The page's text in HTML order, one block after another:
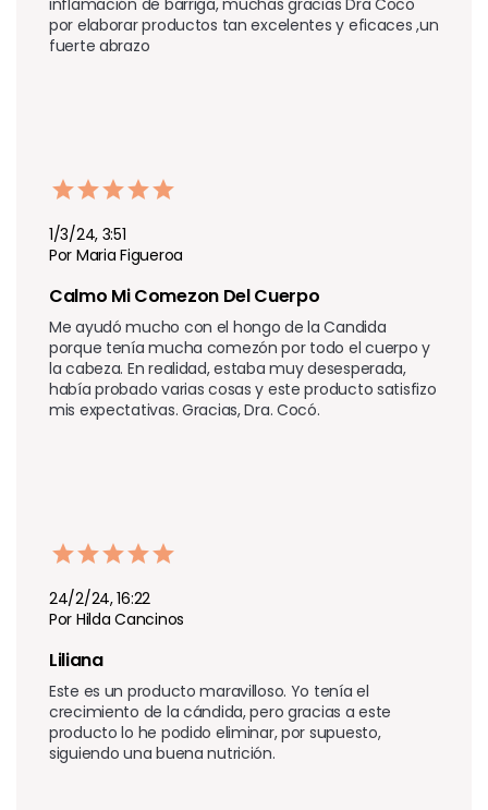
por elaborar productos tan excelentes y eficaces ,un
fuerte abrazo
1/3/24, 3:51
Por Maria Figueroa
Calmo Mi Comezon Del Cuerpo
Me ayudó mucho con el hongo de la Candida
porque tenía mucha comezón por todo el cuerpo y
la cabeza. En realidad, estaba muy desesperada,
había probado varias cosas y este producto satisfizo
mis expectativas. Gracias, Dra. Cocó.
24/2/24, 16:22
Por Hilda Cancinos
Liliana
Este es un producto maravilloso. Yo tenía el
crecimiento de la cándida, pero gracias a este
producto lo he podido eliminar, por supuesto,
siguiendo una buena nutrición.